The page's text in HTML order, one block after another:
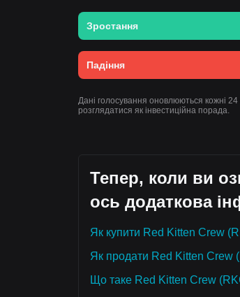
Зростання
Падіння
Дані голосування оновлюються кожні
розглядатися як інвестиційна порада.
Тепер, коли ви
ось додаткова
Як купити Red Kitten Crew
Як продати Red Kitten Crew
Що таке Red Kitten Crew